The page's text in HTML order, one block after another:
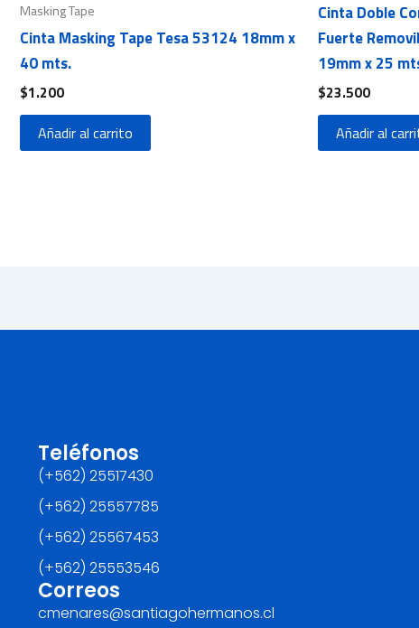
Masking Tape
Cinta Masking Tape Tesa 53124 18mm x
40 mts.
$1.200
Añadir al carrito
Cinta Doble
Fuerte
19mm x 25
$23.500
Añadir al
Teléfonos
(+562) 25517430‬
(+562) 25557785
(+562) 25567453‬
(+562) ‪25553546
Correos
cmenares@santiagohermanos.cl